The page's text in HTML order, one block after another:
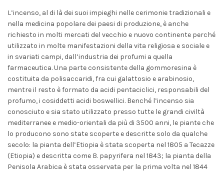
L’incenso, al di là dei suoi impieghi nelle cerimonie tradizionali e
nella medicina popolare dei paesi di produzione, è anche
richiesto in molti mercati del vecchio e nuovo continente perché
utilizzato in molte manifestazioni della vita religiosa e sociale e
in svariati campi, dall’industria dei profumi a quella
farmaceutica. Una parte consistente della gommoresina è
costituita da polisaccaridi, fra cui galattosio e arabinosio,
mentre il resto è formato da acidi pentaciclici, responsabili del
profumo, i cosiddetti acidi boswellici. Benché l’incenso sia
conosciuto e sia stato utilizzato presso tutte le grandi civiltà
mediterranee e medio-orientali da più di 3500 anni, le piante che
lo producono sono state scoperte e descritte solo da qualche
secolo: la pianta dell’Etiopia è stata scoperta nel 1805 a Tecazze
(Etiopia) e descritta come B. papyrifera nel 1843; la pianta della
Penisola Arabica è stata osservata per la prima volta nel 1844